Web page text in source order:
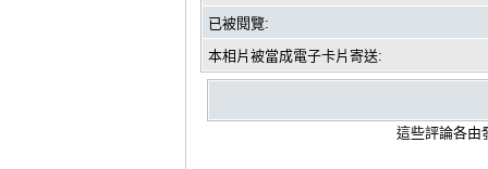
已被閱覽:
本相片被當成電子卡片寄送:
這些評論各由